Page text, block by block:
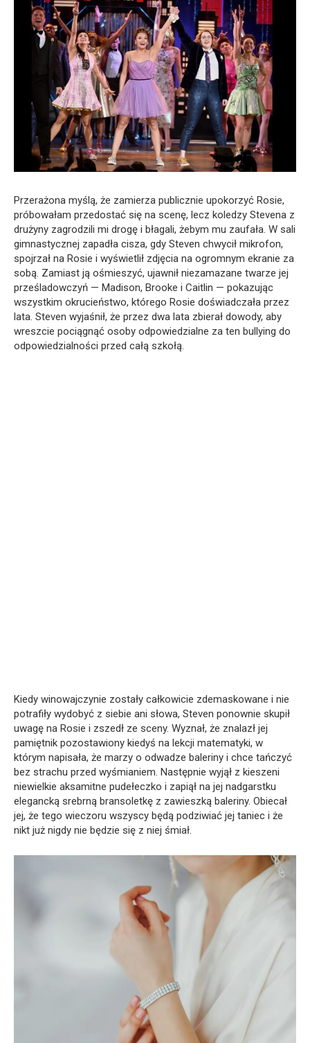
Przerażona myślą, że zamierza publicznie upokorzyć Rosie,
próbowałam przedostać się na scenę, lecz koledzy Stevena z
drużyny zagrodzili mi drogę i błagali, żebym mu zaufała. W sali
gimnastycznej zapadła cisza, gdy Steven chwycił mikrofon,
spojrzał na Rosie i wyświetlił zdjęcia na ogromnym ekranie za
sobą. Zamiast ją ośmieszyć, ujawnił niezamazane twarze jej
prześladowczyń — Madison, Brooke i Caitlin — pokazując
wszystkim okrucieństwo, którego Rosie doświadczała przez
lata. Steven wyjaśnił, że przez dwa lata zbierał dowody, aby
wreszcie pociągnąć osoby odpowiedzialne za ten bullying do
odpowiedzialności przed całą szkołą.
Kiedy winowajczynie zostały całkowicie zdemaskowane i nie
potrafiły wydobyć z siebie ani słowa, Steven ponownie skupił
uwagę na Rosie i zszedł ze sceny. Wyznał, że znalazł jej
pamiętnik pozostawiony kiedyś na lekcji matematyki, w
którym napisała, że marzy o odwadze baleriny i chce tańczyć
bez strachu przed wyśmianiem. Następnie wyjął z kieszeni
niewielkie aksamitne pudełeczko i zapiął na jej nadgarstku
elegancką srebrną bransoletkę z zawieszką baleriny. Obiecał
jej, że tego wieczoru wszyscy będą podziwiać jej taniec i że
nikt już nigdy nie będzie się z niej śmiał.